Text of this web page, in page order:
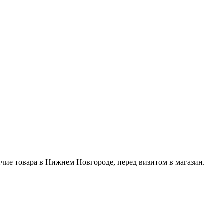
товара в Нижнем Новгороде, перед визитом в магазин.